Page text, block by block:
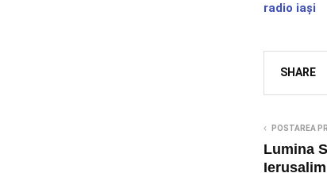
radio iași
SHARE
POSTAREA
Lumina